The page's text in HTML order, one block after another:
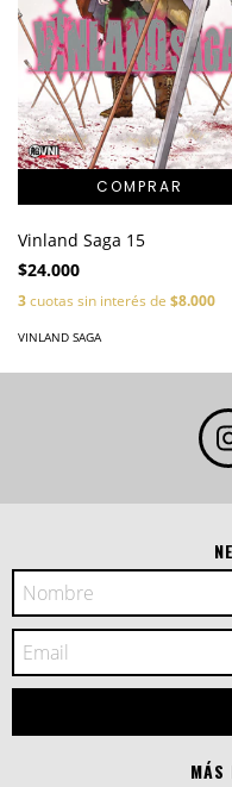
Vinland Saga 15
$24.000
3cuotas sin interés de $8.000
VINLAND SAGA
MÁS